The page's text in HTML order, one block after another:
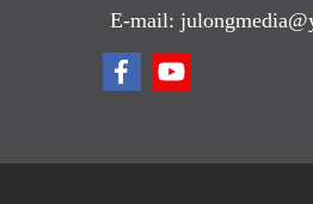
E-mail: